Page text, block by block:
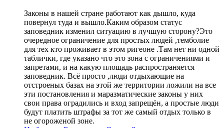
Законы в нашей стране работают как дышло, куда
повернул туда и вышло.Каким образом статус
заповедник изменил ситуацию в лучшую сторону?Это
очередное ограничение для простых людей ,темболие
для тех кто проживает в этом ригеоне .Там нет ни одной
таблички, где указано что это зона с ограничениями и
запретами, и на какую площадь распространяется
заповедник. Всё просто ,люди отдыхающие на
отстроеных базах на этой же территории ложили на все
эти постановления и маразматические законы у них
свои права оградились и вход запрещён, а простые люди
будут платить штрафы за тот же самый отдых только в
не огороженой зоне.